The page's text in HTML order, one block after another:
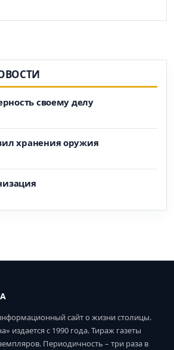
своему делу
хранения оружия
сайт о жизни столицы.
издается с 1990 года. Тираж газеты
Периодичность – три раза в